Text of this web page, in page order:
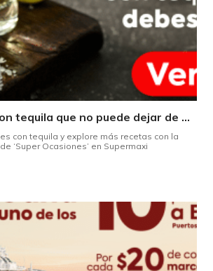
Tres cócteles con tequila que no puede dejar de probar gracias a nuestra IA.
con tequila y explore más recetas con la
‘Super Ocasiones’ en Supermaxi